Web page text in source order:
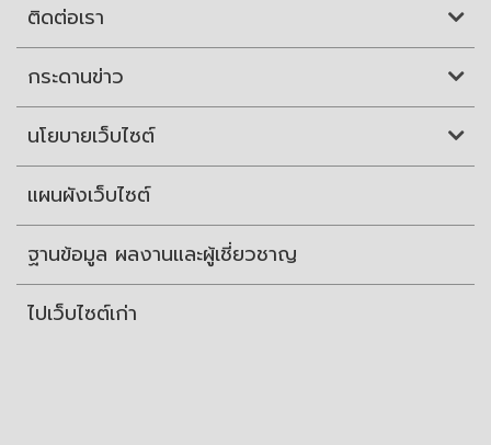
ติดต่อเรา
กระดานข่าว
นโยบายเว็บไซต์
แผนผังเว็บไซต์
ฐานข้อมูล ผลงานและผู้เชี่ยวชาญ
ไปเว็บไซต์เก่า